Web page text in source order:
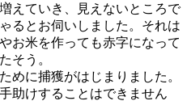
えていき、見えないところで
るとお伺いしました。それは
お米を作っても赤字になって
そう。
めに捕獲がはじまりました。
助けすることはできません